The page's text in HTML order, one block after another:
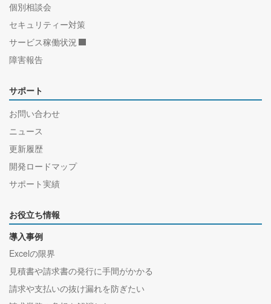
個別相談会
セキュリティー対策
サービス稼働状況
障害報告
サポート
お問い合わせ
ニュース
更新履歴
開発ロードマップ
サポート実績
お役立ち情報
導入事例
Excelの限界
見積書や請求書の発行に手間がかかる
請求や支払いの抜け漏れを防ぎたい